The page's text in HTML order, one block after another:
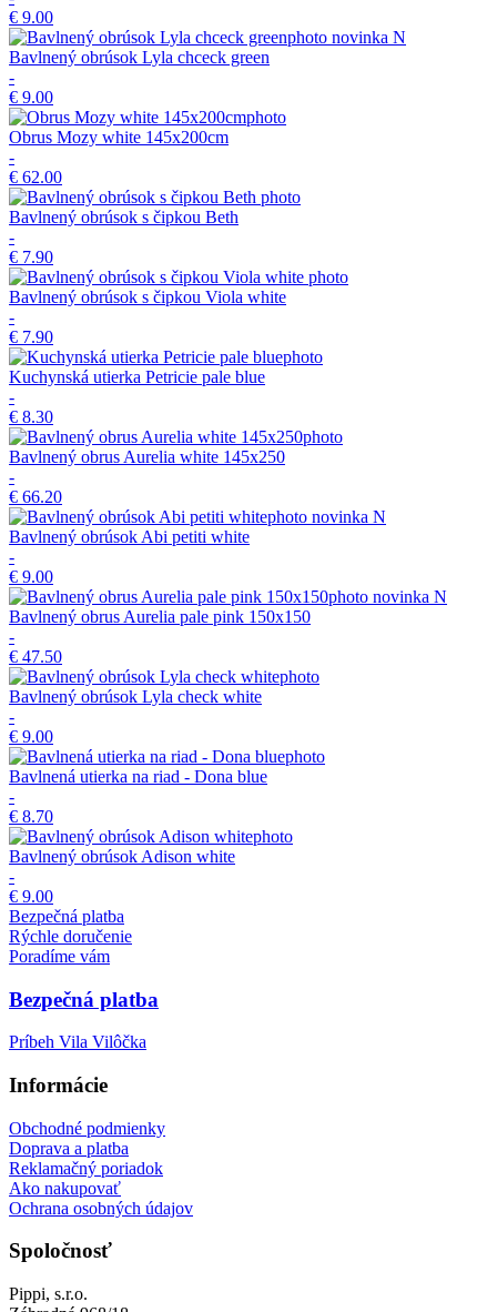
€ 9.00
novinka N
Bavlnený obrúsok Lyla chceck green
-
€ 9.00
Obrus Mozy white 145x200cm
-
€ 62.00
Bavlnený obrúsok s čipkou Beth
-
€ 7.90
Bavlnený obrúsok s čipkou Viola white
-
€ 7.90
Kuchynská utierka Petricie pale blue
-
€ 8.30
Bavlnený obrus Aurelia white 145x250
-
€ 66.20
novinka N
Bavlnený obrúsok Abi petiti white
-
€ 9.00
novinka N
Bavlnený obrus Aurelia pale pink 150x150
-
€ 47.50
Bavlnený obrúsok Lyla check white
-
€ 9.00
Bavlnená utierka na riad - Dona blue
-
€ 8.70
Bavlnený obrúsok Adison white
-
€ 9.00
Bezpečná platba
Rýchle doručenie
Poradíme vám
Bezpečná platba
Príbeh Vila Vilôčka
Informácie
Obchodné podmienky
Doprava a platba
Reklamačný poriadok
Ako nakupovať
Ochrana osobných údajov
Spoločnosť
Pippi, s.r.o.